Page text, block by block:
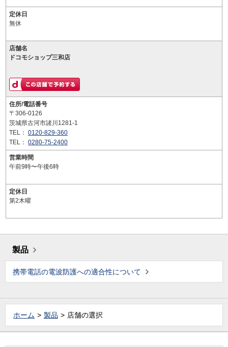
定休日
無休
店舗名
ドコモショップ三和店
住所/電話番号
〒306-0126
茨城県古河市諸川1281-1
TEL： 0120-829-360
TEL： 0280-75-2400
営業時間
午前9時〜午後6時
定休日
第2木曜
製品
携帯電話の電波防護への適合性について
ホーム 製品 店舗の選択